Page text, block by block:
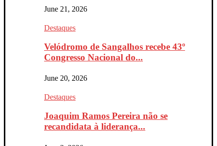
June 21, 2026
Destaques
Velódromo de Sangalhos recebe 43º
Congresso Nacional do...
June 20, 2026
Destaques
Joaquim Ramos Pereira não se
recandidata à liderança...